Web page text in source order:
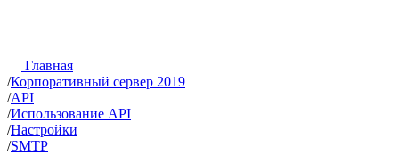
Главная
/Корпоративный сервер 2019
/API
/Использование API
/Настройки
/SMTP